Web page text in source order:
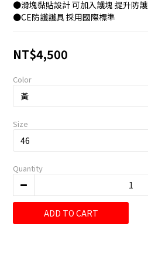
●滑塊黏貼設計 可加入護塊 提升防護
●CE防護護具 採用國際標準
NT$4,500
Color
Size
Quantity
ADD TO CART